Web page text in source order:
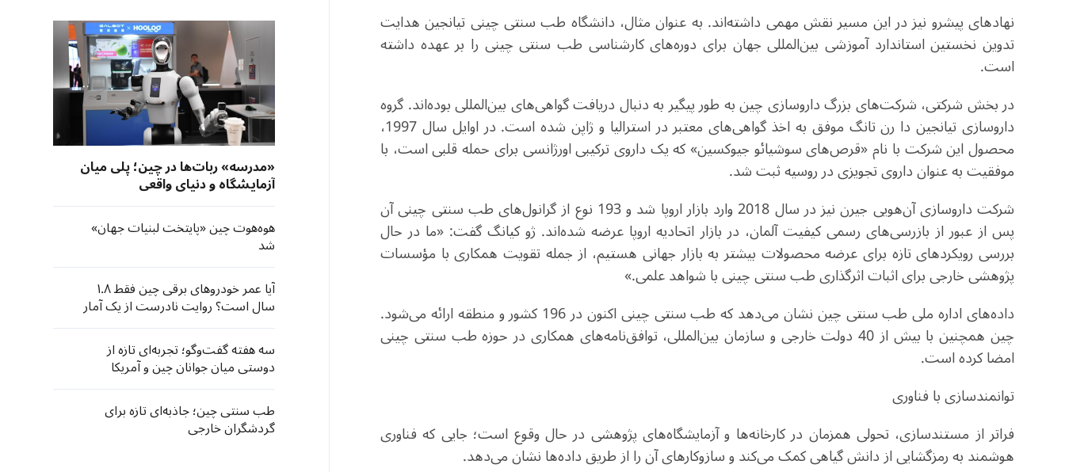
نهادهای پیشرو نیز در این مسیر نقش مهمی داشته‌اند. به عنوان مثال، دانشگاه طب سنتی چینی تیانجین هدایت
تدوین نخستین استاندارد آموزشی بین‌المللی جهان برای دوره‌های کارشناسی طب سنتی چینی را بر عهده داشته
است.
در بخش شرکتی، شرکت‌های بزرگ داروسازی چین به طور پیگیر به دنبال دریافت گواهی‌های بین‌المللی بوده‌اند. گروه
داروسازی تیانجین دا رن تانگ موفق به اخذ گواهی‌های معتبر در استرالیا و ژاپن شده است. در اوایل سال 1997،
محصول این شرکت با نام «قرص‌های سوشیائو جیوکسین» که یک داروی ترکیبی اورژانسی برای حمله قلبی است، با
موفقیت به عنوان داروی تجویزی در روسیه ثبت شد.
شرکت داروسازی آن‌هویی جیرن نیز در سال 2018 وارد بازار اروپا شد و 193 نوع از گرانول‌های طب سنتی چینی آن
پس از عبور از بازرسی‌های رسمی کیفیت آلمان، در بازار اتحادیه اروپا عرضه شده‌اند. ژو کیانگ گفت: «ما در حال
بررسی رویکردهای تازه برای عرضه محصولات بیشتر به بازار جهانی هستیم، از جمله تقویت همکاری با مؤسسات
پژوهشی خارجی برای اثبات اثرگذاری طب سنتی چینی با شواهد علمی.»
داده‌های اداره ملی طب سنتی چین نشان می‌دهد که طب سنتی چینی اکنون در 196 کشور و منطقه ارائه می‌شود.
چین همچنین با بیش از 40 دولت خارجی و سازمان بین‌المللی، توافق‌نامه‌های همکاری در حوزه طب سنتی چینی
امضا کرده است.
توانمندسازی با فناوری
فراتر از مستندسازی، تحولی همزمان در کارخانه‌ها و آزمایشگاه‌های پژوهشی در حال وقوع است؛ جایی که فناوری
هوشمند به رمزگشایی از دانش گیاهی کمک می‌کند و سازوکارهای آن را از طریق داده‌ها نشان می‌دهد.
«مدرسه» ربات‌ها در چین؛ پلی میان
آزمایشگاه و دنیای واقعی
هوه‌هوت چین «پایتخت لبنیات جهان»
شد
آیا عمر خودروهای برقی چین فقط ۱.۸
سال است؟ روایت نادرست از یک آمار
سه هفته گفت‌وگو؛ تجربه‌ای تازه از
دوستی میان جوانان چین و آمریکا
طب سنتی چین؛ جاذبه‌ای تازه برای
گردشگران خارجی